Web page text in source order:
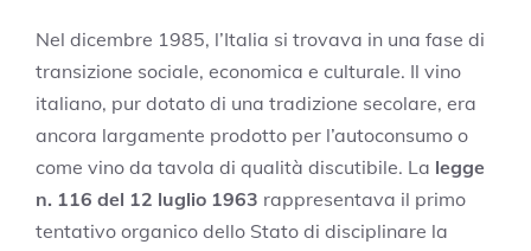
Nel dicembre 1985, l’Italia si trovava in una fase di
transizione sociale, economica e culturale. Il vino
italiano, pur dotato di una tradizione secolare, era
ancora largamente prodotto per l’autoconsumo o
come vino da tavola di qualità discutibile. La legge
n. 116 del 12 luglio 1963 rappresentava il primo
tentativo organico dello Stato di disciplinare la